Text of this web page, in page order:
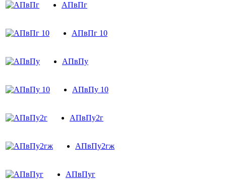
АПвПг
АПвПг 10
АПвПу
АПвПу 10
АПвПу2г
АПвПу2гж
АПвПуг